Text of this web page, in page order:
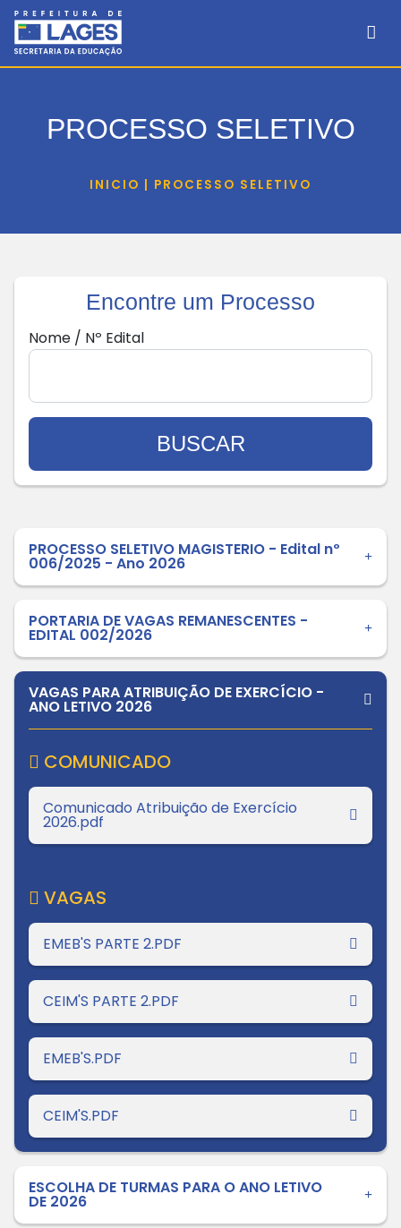
INICIO | PROCESSO SELETIVO
PROCESSO SELETIVO
Encontre um Processo
Nome / Nº Edital
BUSCAR
PROCESSO SELETIVO MAGISTERIO - Edital nº
006/2025 - Ano 2026
PORTARIA DE VAGAS REMANESCENTES -
EDITAL 002/2026
VAGAS PARA ATRIBUIÇÃO DE EXERCÍCIO -
ANO LETIVO 2026
COMUNICADO
Comunicado Atribuição de Exercício
2026.pdf
VAGAS
EMEB'S PARTE 2.PDF
CEIM'S PARTE 2.PDF
EMEB'S.PDF
CEIM'S.PDF
ESCOLHA DE TURMAS PARA O ANO LETIVO
DE 2026